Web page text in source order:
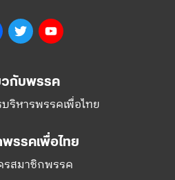
FacebookTwitter
วกับพรรค
ริหารพรรคเพื่อไทย
รรคเพื่อไทย
สมาชิกพรรค